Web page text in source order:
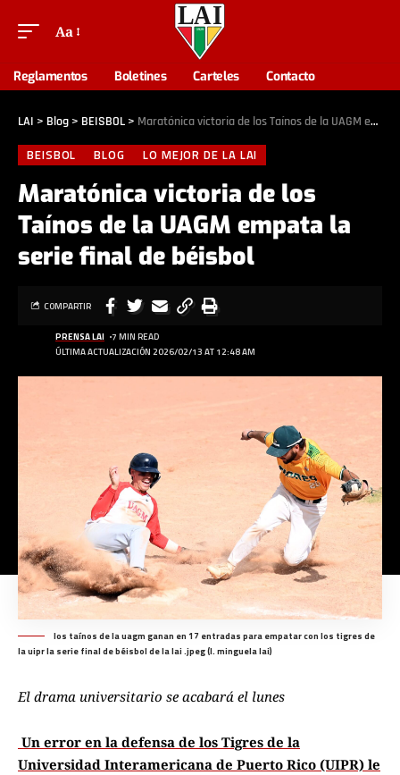
Aa
Reglamentos Boletines Carteles Contacto
LAI > Blog > BEISBOL > Maratónica victoria de los Taínos de la UAGM empata la serie final de béisbol
BEISBOL BLOG LO MEJOR DE LA LAI
Maratónica victoria de los
Taínos de la UAGM empata la
serie final de béisbol
ÚLTIMA ACTUALIZACIÓN 2026/02/13 AT 12:48 AM
PRENSA LAI 7 MIN READ
COMPARTIR
los taínos de la uagm ganan en 17 entradas para empatar con los tigres de
la uipr la serie final de béisbol de la lai .jpeg (l. minguela lai)
El drama universitario se acabará el lunes
Un error en la defensa de los Tigres de la
Universidad Interamericana de Puerto Rico (UIPR) le